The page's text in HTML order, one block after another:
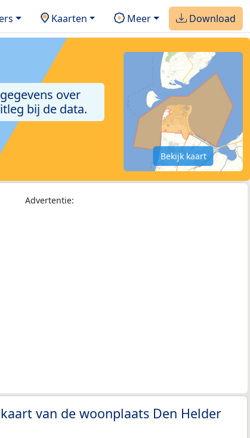
Kaarten Meer Download
over
bij de data.
Bekijk kaart
Advertentie:
van de woonplaats Den Helder